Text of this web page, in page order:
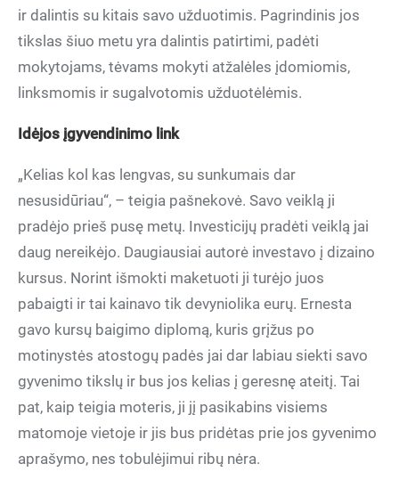
ir dalintis su kitais savo užduotimis. Pagrindinis jos
tikslas šiuo metu yra dalintis patirtimi, padėti
mokytojams, tėvams mokyti atžalėles įdomiomis,
linksmomis ir sugalvotomis užduotėlėmis.
Idėjos įgyvendinimo link
„Kelias kol kas lengvas, su sunkumais dar
nesusidūriau“, – teigia pašnekovė. Savo veiklą ji
pradėjo prieš pusę metų. Investicijų pradėti veiklą jai
daug nereikėjo. Daugiausiai autorė investavo į dizaino
kursus. Norint išmokti maketuoti ji turėjo juos
pabaigti ir tai kainavo tik devyniolika eurų. Ernesta
gavo kursų baigimo diplomą, kuris grįžus po
motinystės atostogų padės jai dar labiau siekti savo
gyvenimo tikslų ir bus jos kelias į geresnę ateitį. Tai
pat, kaip teigia moteris, ji jį pasikabins visiems
matomoje vietoje ir jis bus pridėtas prie jos gyvenimo
aprašymo, nes tobulėjimui ribų nėra.